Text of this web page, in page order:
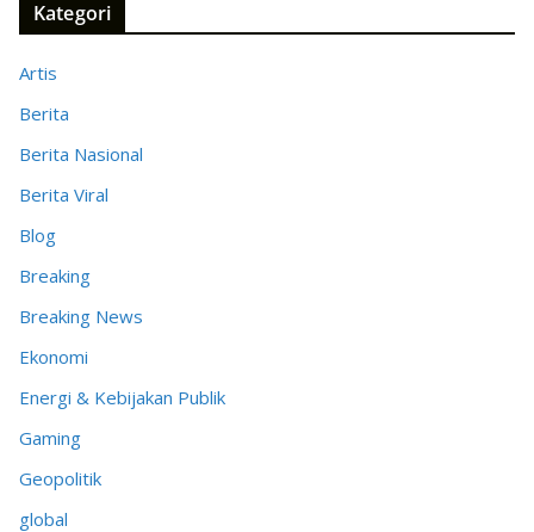
Kategori
Artis
Berita
Berita Nasional
Berita Viral
Blog
Breaking
Breaking News
Ekonomi
Energi & Kebijakan Publik
Gaming
Geopolitik
global